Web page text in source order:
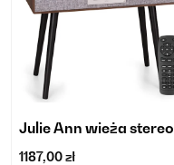
Julie Ann wieża stereo
1187,00 zł